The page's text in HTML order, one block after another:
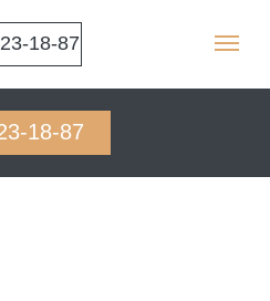
18-87
18-87